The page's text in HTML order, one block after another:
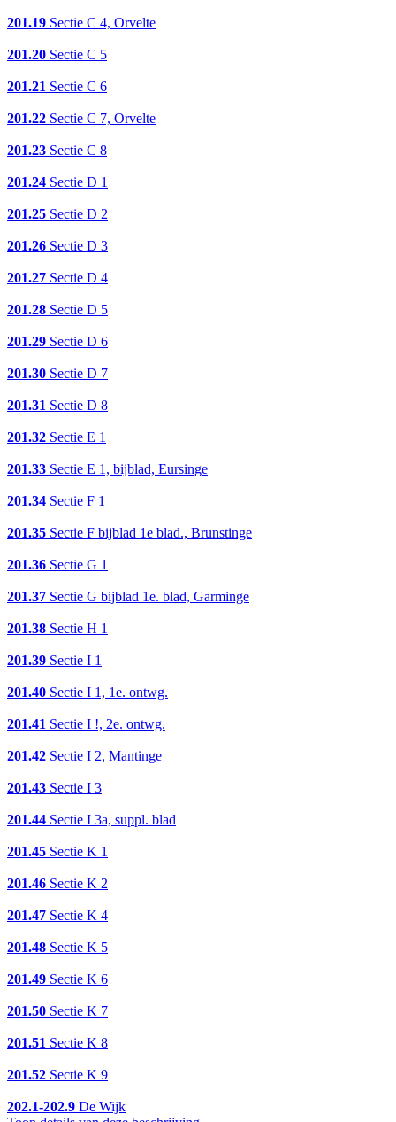
201.19 Sectie C 4, Orvelte
201.20 Sectie C 5
201.21 Sectie C 6
201.22 Sectie C 7, Orvelte
201.23 Sectie C 8
201.24 Sectie D 1
201.25 Sectie D 2
201.26 Sectie D 3
201.27 Sectie D 4
201.28 Sectie D 5
201.29 Sectie D 6
201.30 Sectie D 7
201.31 Sectie D 8
201.32 Sectie E 1
201.33 Sectie E 1, bijblad, Eursinge
201.34 Sectie F 1
201.35 Sectie F bijblad 1e blad., Brunstinge
201.36 Sectie G 1
201.37 Sectie G bijblad 1e. blad, Garminge
201.38 Sectie H 1
201.39 Sectie I 1
201.40 Sectie I 1, 1e. ontwg.
201.41 Sectie I !, 2e. ontwg.
201.42 Sectie I 2, Mantinge
201.43 Sectie I 3
201.44 Sectie I 3a, suppl. blad
201.45 Sectie K 1
201.46 Sectie K 2
201.47 Sectie K 4
201.48 Sectie K 5
201.49 Sectie K 6
201.50 Sectie K 7
201.51 Sectie K 8
201.52 Sectie K 9
202.1-202.9 De Wijk